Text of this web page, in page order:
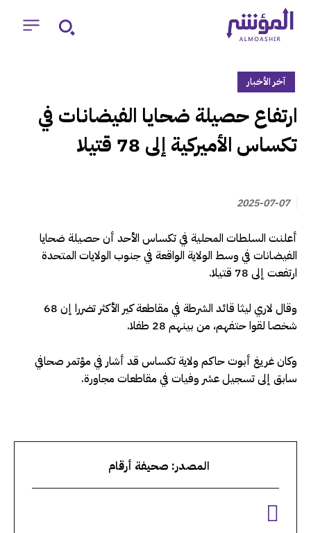
آخر الأخبار
‏ارتفاع حصيلة ضحايا الفيضانات في
تكساس الأميركية إلى 78 قتيلا
2025-07-07
أعلنت السلطات المحلية في تكساس الأحد أن حصيلة ضحايا
الفيضانات في وسط الولاية الواقعة في جنوب الولايات المتحدة
ارتفعت إلى 78 قتيلا.
وقال لاري ليثا قائد الشرطة في مقاطعة كير الأكثر تضررا إن 68
شخصا لقوا حتفهم، من بينهم 28 طفلا.
وكان غريغ أبوت حاكم ولاية تكساس قد أشار في مؤتمر صحافي
سابق إلى تسجيل عشر وفيات في مقاطعات مجاورة.
المصدر: صحيفة أرقام